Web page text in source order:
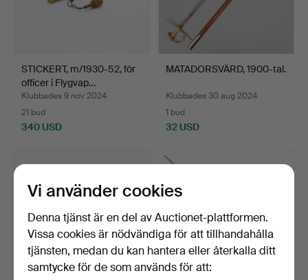
STICKERT, m/1930-52, för
officer i Flygvap…
Klubbades 9 nov 2024
21 bud
340 USD
MATADORSVÄRD, 1900-tal.
Klubbades 30 aug 2024
1 bud
32 USD
Vi använder cookies
Denna tjänst är en del av Auctionet-plattformen.
Vissa cookies är nödvändiga för att tillhandahålla
tjänsten, medan du kan hantera eller återkalla ditt
samtycke för de som används för att: